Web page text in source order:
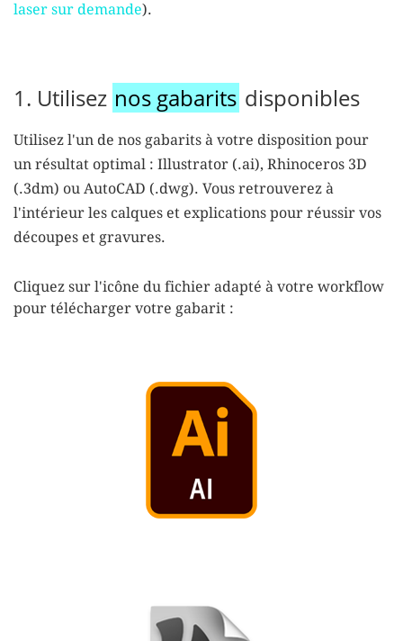
laser sur demande).
1. Utilisez nos gabarits disponibles
Utilisez l'un de nos gabarits à votre disposition pour
un résultat optimal : Illustrator (.ai), Rhinoceros 3D
(.3dm) ou AutoCAD (.dwg). Vous retrouverez à
l'intérieur les calques et explications pour réussir vos
découpes et gravures.
Cliquez sur l'icône du fichier adapté à votre workflow
pour télécharger votre gabarit :